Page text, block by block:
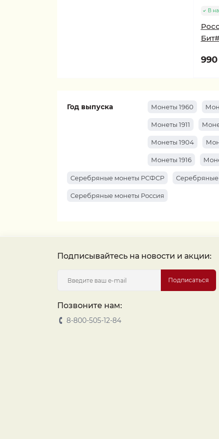
В
Год выпуска Монеты 1960
Монеты 1911
Монеты 1904
Монеты 1916
Серебряные монеты РСФСР
Серебряные монеты Россия
Подписывайтесь на новости и акции:
Подписаться
Позвоните нам:
8-800-505-12-84